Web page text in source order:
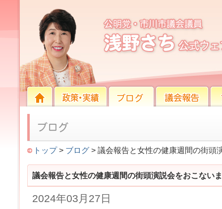
議会報告と女性の健康週間の街頭演説会をおこな
トップ> ブログ > 議会報告と女性の健康週間の街頭
議会報告と女性の健康週間の街頭演説会をおこない
2024年03月27日
HOME
HOME